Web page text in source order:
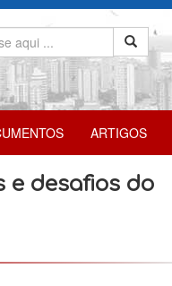
ARTIGOS
e desafios do